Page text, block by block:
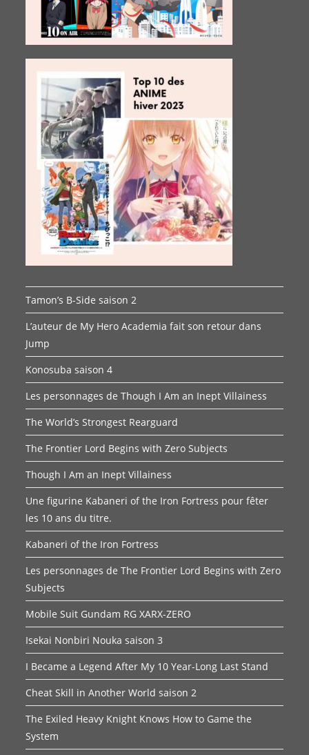
Tamon’s B-Side saison 2
L’auteur de My Hero Academia fait son retour dans
Jump
Konosuba saison 4
Les personnages de Though I Am an Inept Villainess
The World’s Strongest Rearguard
The Frontier Lord Begins with Zero Subjects
Though I Am an Inept Villainess
Une figurine Kabaneri of the Iron Fortress pour fêter
les 10 ans du titre.
Kabaneri of the Iron Fortress
Les personnages de The Frontier Lord Begins with Zero
Subjects
Mobile Suit Gundam RG XARX-ZERO
Isekai Nonbiri Nouka saison 3
I Became a Legend After My 10 Year-Long Last Stand
Cheat Skill in Another World saison 2
The Exiled Heavy Knight Knows How to Game the
System